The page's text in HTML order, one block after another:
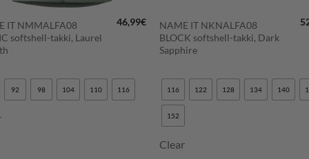
IT NMMALFA08
softshell-takki, Laurel
46,99€
92 98 104 110 116
NAME IT NKNALFA08
BLOCK softshell-takki, Dark
Sapphire
116 122 128 134 140
152
Clear